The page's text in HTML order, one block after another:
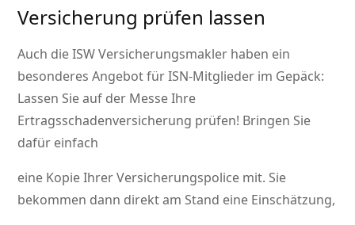
Versicherung prüfen lassen
Auch die ISW Versicherungsmakler haben ein
besonderes Angebot für ISN-Mitglieder im Gepäck:
Lassen Sie auf der Messe Ihre
Ertragsschadenversicherung prüfen! Bringen Sie
dafür einfach
eine Kopie Ihrer Versicherungspolice mit. Sie
bekommen dann direkt am Stand eine Einschätzung,